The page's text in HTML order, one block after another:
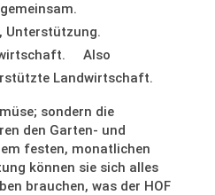
Unterstützung.
Also
Landwirtschaft.
sondern die
den Garten- und
festen, monatlichen
können sie sich alles
brauchen, was der HOF